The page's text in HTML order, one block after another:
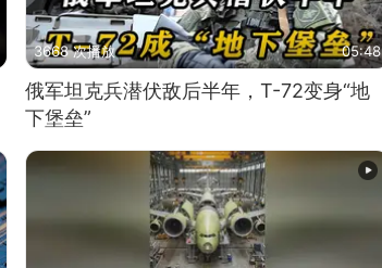
3668 次播放 05:48
俄军坦克兵潜伏敌后半年，T-72变身“地
下堡垒”